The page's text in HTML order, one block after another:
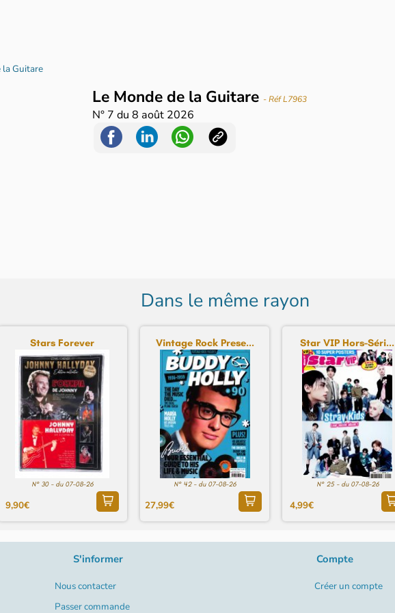
la Guitare
Le Monde de la Guitare - Réf L7963
N° 7 du8 août 2026
Dans le même rayon
Stars Forever
N° 30 - du 07-08-26
9,90€
Vintage Rock Prese...
N° 42 - du 07-08-26
27,99€
Star VIP Hors-Séri...
N° 25 - du 07-08-26
4,99€
S'informer
Nous contacter
Passer commande
Compte
Créer un compte